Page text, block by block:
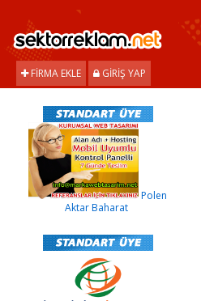
FIRMA EKLE GIRIŞ YAP
Polen
Aktar Baharat